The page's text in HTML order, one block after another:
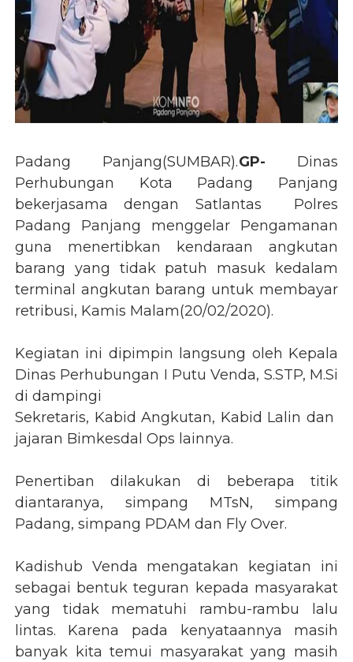
Padang Panjang(SUMBAR).GP- Dinas
Perhubungan Kota Padang Panjang
bekerjasama dengan Satlantas Polres
Padang Panjang menggelar Pengamanan
guna menertibkan kendaraan angkutan
barang yang tidak patuh masuk kedalam
terminal angkutan barang untuk membayar
retribusi, Kamis Malam(20/02/2020).
Kegiatan ini dipimpin langsung oleh Kepala
Dinas Perhubungan I Putu Venda, S.STP, M.Si
di dampingi
Sekretaris, Kabid Angkutan, Kabid Lalin dan
jajaran Bimkesdal Ops lainnya.
Penertiban dilakukan di beberapa titik
diantaranya, simpang MTsN, simpang
Padang, simpang PDAM dan Fly Over.
Kadishub Venda mengatakan kegiatan ini
sebagai bentuk teguran kepada masyarakat
yang tidak mematuhi rambu-rambu lalu
lintas. Karena pada kenyataannya masih
banyak kita temui masyarakat yang masih